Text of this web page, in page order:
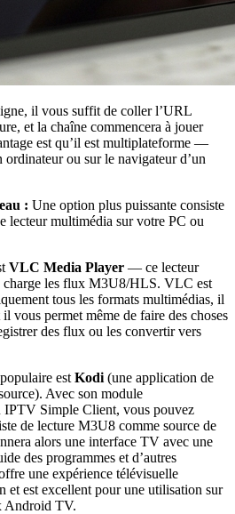
il vous suffit de coller l’URL
et la chaîne commencera à jouer
est qu’il est multiplateforme —
ou sur le navigateur d’un
: Une option plus puissante consiste
lecteur multimédia sur votre PC ou
VLC Media Player — ce lecteur
charge les flux M3U8/HLS. VLC est
tous les formats multimédias, il
vous permet même de faire des choses
des flux ou les convertir vers
est Kodi (une application de
Avec son module
IPTV Simple Client, vous pouvez
de lecture M3U8 comme source de
alors une interface TV avec une
des programmes et d’autres
une expérience télévisuelle
et est excellent pour une utilisation sur
Android TV.